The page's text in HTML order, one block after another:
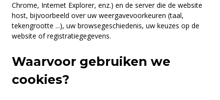
Chrome, Internet Explorer, enz.) en de server die de website
host, bijvoorbeeld over uw weergavevoorkeuren (taal,
tekengrootte ...), uw browsegeschiedenis, uw keuzes op de
website of registratiegegevens.
Waarvoor gebruiken we
cookies?